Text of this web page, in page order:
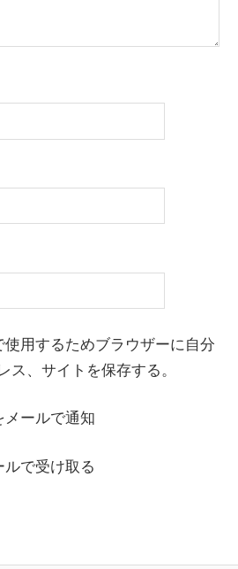
使用するためブラウザーに自分
ス、サイトを保存する。
メールで通知
で受け取る